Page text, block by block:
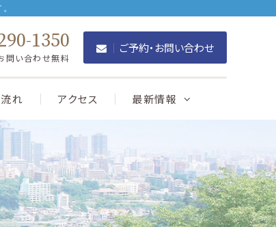
1350
問い合わせ無料
ご予約・お問い合わせ
れ アクセス 最新情報